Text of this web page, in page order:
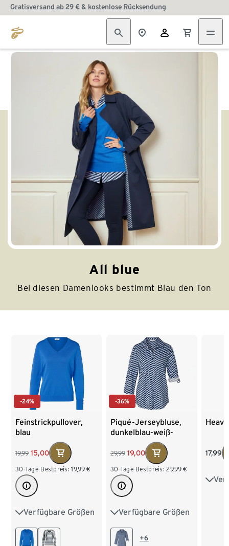
Gratisversand ab 29 € & kostenlose Rücksendung
All blue
Bei diesen Damenlooks bestimmt Blau den Ton
-24%
Feinstrickpullover,
blau
19,99 15,00
30-Tage-Bestpreis: 19,99 €
Verfügbare Größen
S 36/38 M 40/42
L 44/46
-36%
Piqué-Jerseybluse,
dunkelblau-weiß-
Alloverprint
29,99 19,00
30-Tage-Bestpreis: 29,99 €
Verfügbare Größen
36 38 40
42 44
+6
17,99
S